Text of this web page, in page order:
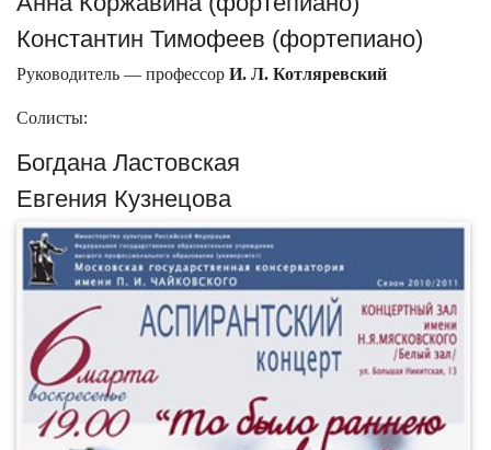
Константин Тимофеев (фортепиано)
Руководитель — профессор И. Л. Котляревский
Солисты:
Богдана Ластовская
Евгения Кузнецова